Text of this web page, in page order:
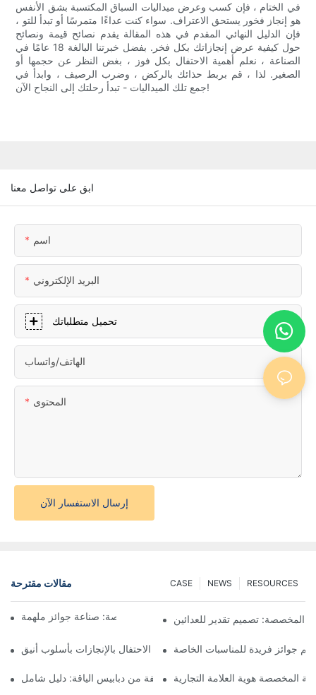
في الختام ، فإن كسب وعرض ميداليات السباق المكتسبة بشق الأنفس
هو إنجاز فخور يستحق الاعتراف. سواء كنت عداءًا متمرسًا أو تبدأ للتو ،
فإن الدليل النهائي المقدم في هذه المقالة يقدم نصائح قيمة ونصائح
حول كيفية عرض إنجازاتك بكل فخر. بفضل خبرتنا البالغة 18 عامًا في
الصناعة ، نعلم أهمية الاحتفال بكل فوز ، بغض النظر عن حجمها أو
الصغير. لذا ، قم بربط حذائك بالركض ، وضرب الرصيف ، وابدأ في
جمع تلك الميداليات - تبدأ رحلتك إلى النجاح الآن!
ابق على تواصل معنا
اسم
البريد الإلكتروني
تحميل متطلباتك
الهاتف/واتساب
المحتوى
إرسال الاستفسار الآن
مقالات مقترحة RESOURCES
NEWS
CASE
فن صنع الميداليات المخصصة: صناعة جوائز ملهمةالمخصصة: تصميم تقدير للعدائين
ميداليات الجوائز المخصصة: الاحتفال بالإنجازات بأسلوب أنيق
جوائز فريدة للمناسبات الخاصة
فهم أنواع مختلفة من دبابيس الياقة: دليل شاملالمخصصة هوية العلامة التجارية